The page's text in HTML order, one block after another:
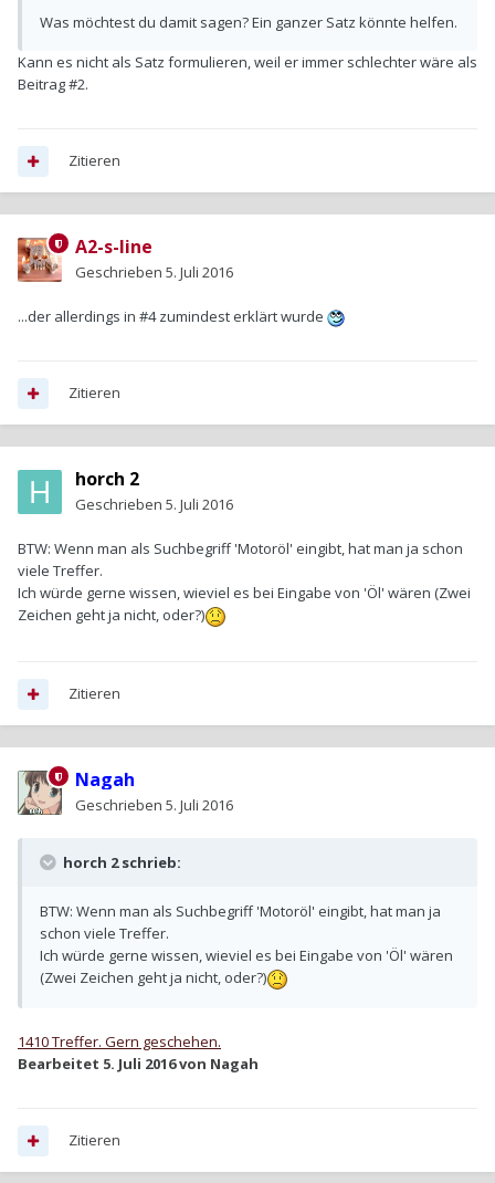
Was möchtest du damit sagen? Ein ganzer Satz könnte helfen.
Kann es nicht als Satz formulieren, weil er immer schlechter wäre als
Beitrag #2.
Zitieren
A2-s-line
Geschrieben 5. Juli 2016
...der allerdings in #4 zumindest erklärt wurde
Zitieren
horch 2
Geschrieben 5. Juli 2016
BTW: Wenn man als Suchbegriff 'Motoröl' eingibt, hat man ja schon
viele Treffer.
Ich würde gerne wissen, wieviel es bei Eingabe von 'Öl' wären (Zwei
Zeichen geht ja nicht, oder?)
Zitieren
Nagah
Geschrieben 5. Juli 2016
horch 2 schrieb:
BTW: Wenn man als Suchbegriff 'Motoröl' eingibt, hat man ja
schon viele Treffer.
Ich würde gerne wissen, wieviel es bei Eingabe von 'Öl' wären
(Zwei Zeichen geht ja nicht, oder?)
1410 Treffer. Gern geschehen.
Bearbeitet 5. Juli 2016von Nagah
Zitieren